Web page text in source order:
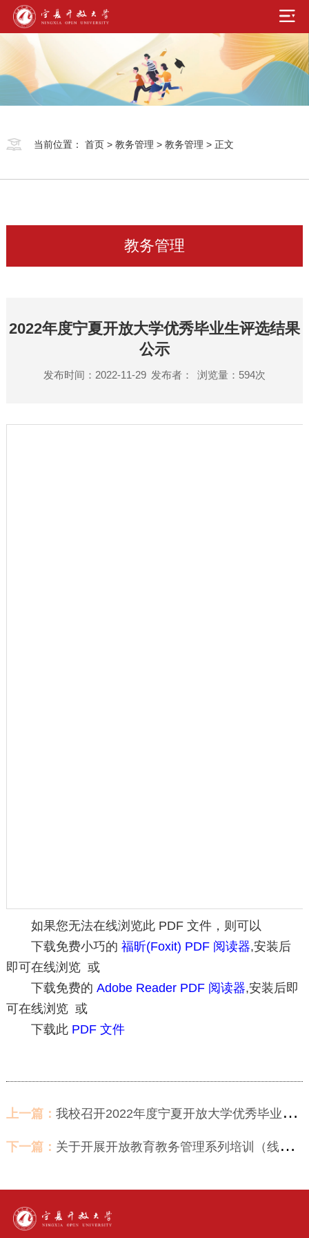
当前位置： 首页> 教务管理 > 教务管理 > 正文
教务管理
2022年度宁夏开放大学优秀毕业生评选结果
公示
发布时间：2022-11-29 发布者： 浏览量： 594次
如果您无法在线浏览此 PDF 文件，则可以
下载免费小巧的 福昕(Foxit) PDF 阅读器,安装后
即可在线浏览 或
下载免费的 Adobe Reader PDF 阅读器,安装后即
可在线浏览 或
下载此 PDF 文件
上一篇： 我校召开2022年度宁夏开放大学优秀毕业生评审工作会
下一篇： 关于开展开放教育教务管理系列培训（线上）的通知